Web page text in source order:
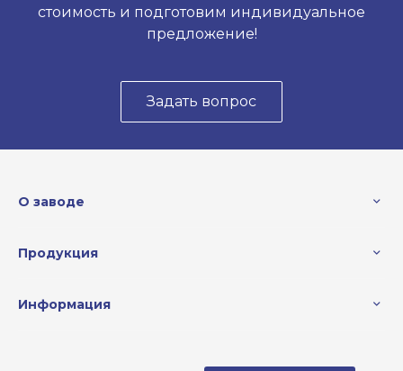
стоимость и подготовим индивидуальное
предложение!
Задать вопрос
О заводе
Продукция
Информация